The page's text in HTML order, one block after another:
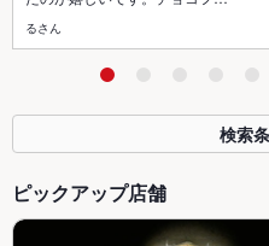
るさん
検索
ピックアップ店舗